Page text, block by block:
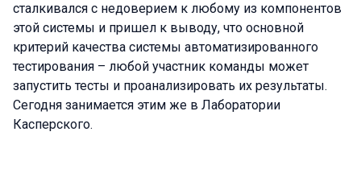
сталкивался с недоверием к любому из компонентов
этой системы и пришел к выводу, что основной
критерий качества системы автоматизированного
тестирования – любой участник команды может
запустить тесты и проанализировать их результаты.
Сегодня занимается этим же в Лаборатории
Касперского.